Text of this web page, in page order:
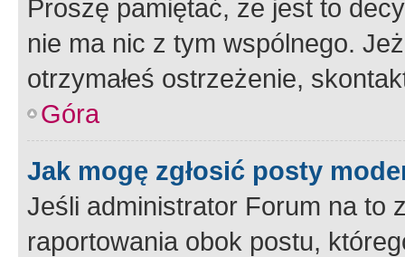
Proszę pamiętać, że jest to
nie ma nic z tym wspólnego.
otrzymałeś ostrzeżenie,
Góra
Jak mogę zgłosić posty
Jeśli administrator Forum na to
raportowania obok postu,